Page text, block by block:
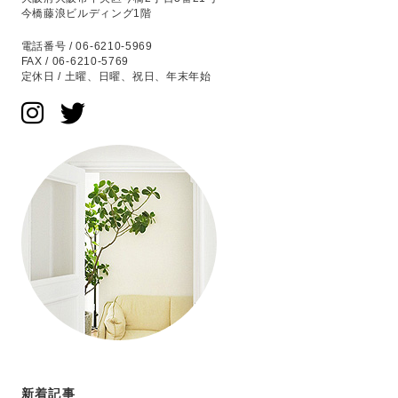
今橋藤浪ビルディング1階
電話番号 / 06-6210-5969
FAX / 06-6210-5769
定休日 / 土曜、日曜、祝日、年末年始
新着記事